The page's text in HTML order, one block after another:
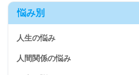
悩み別
人生の悩み
人間関係の悩み